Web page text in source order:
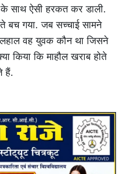
साथ ऐसी हरकत कर डाली.
बच गया. जब सच्चाई सामने
वह युवक कौन था जिसने
किया कि माहौल खराब होते
हैं.